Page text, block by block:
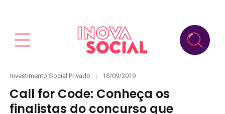
Categories
Investimento Social Privado
Posted
18/09/2019
Call for Code: Conheça os
finalistas do concurso que